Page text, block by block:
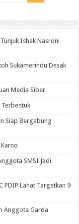
Ishak Nasroni
Sukamerindu Desak
Media Siber
Terbentuk
Siap Bergabung
SMSI Jadi
PDIP Lahat Targetkan 9
Anggota Garda